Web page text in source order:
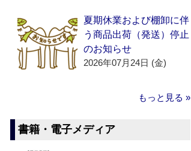
夏期休業および棚卸に伴
う商品出荷（発送）停止
のお知らせ
2026年07月24日 (金)
もっと見る »
書籍・電子メディア